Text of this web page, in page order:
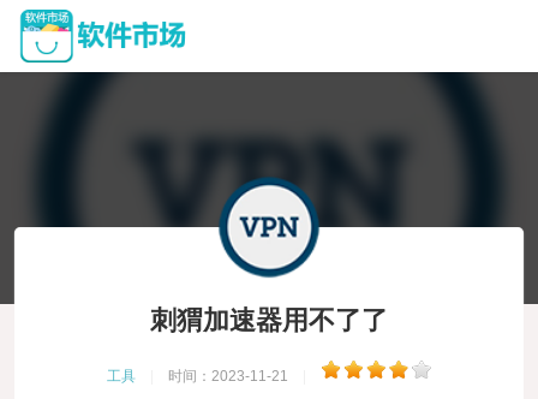
刺猬加速器用不了了
工具 时间：2023-11-21